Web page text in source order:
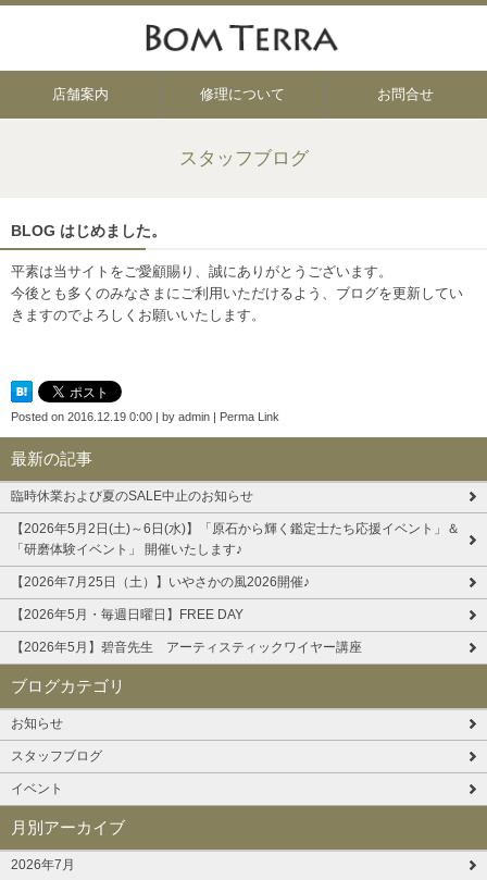
店舗案内 修理について お問合せ
スタッフブログ
BLOG はじめました。
平素は当サイトをご愛顧賜り、誠にありがとうございます。
今後とも多くのみなさまにご利用いただけるよう、ブログを更新してい
きますのでよろしくお願いいたします。
Posted on 2016.12.19 0:00 | by admin | Perma Link
最新の記事
臨時休業および夏のSALE中止のお知らせ
【2026年5月2日(土)～6日(水)】「原石から輝く鑑定士たち応援イベント」＆
「研磨体験イベント」 開催いたします♪
【2026年7月25日（土）】いやさかの風2026開催♪
【2026年5月・毎週日曜日】FREE DAY
【2026年5月】碧音先生 アーティスティックワイヤー講座
ブログカテゴリ
お知らせ
スタッフブログ
イベント
月別アーカイブ
2026年7月